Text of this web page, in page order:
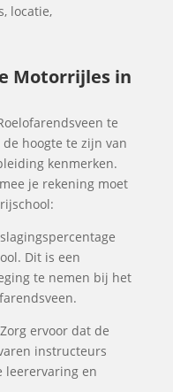
locatie,
Motorrijles in
te
hoogte te zijn van
kenmerken.
je rekening moet
Dit is een
te nemen bij het
Zorg ervoor dat de
instructeurs
leerervaring en